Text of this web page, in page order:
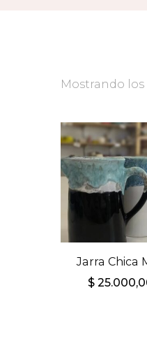
Mostrando
Jarra Chica
$